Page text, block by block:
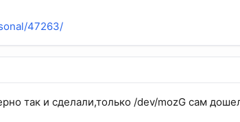
47263/
так и сделали,только /dev/mozG сам